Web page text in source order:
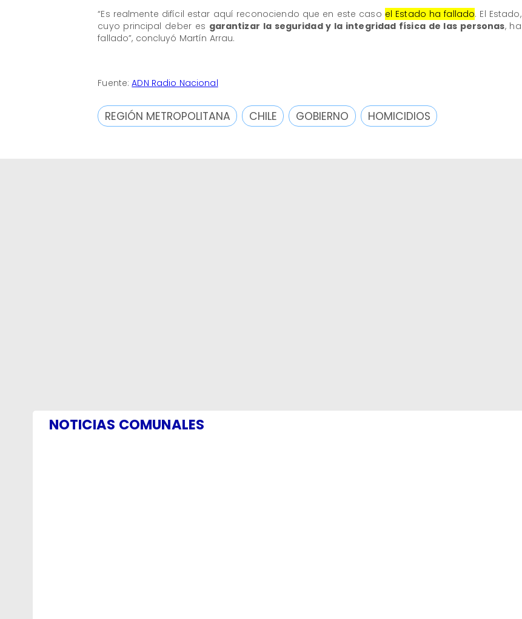
“Es realmente difícil estar aquí reconociendo que en este caso el Estado ha fallado. El Estado,
cuyo principal deber es garantizar la seguridad y la integridad física de las personas, ha
fallado”, concluyó Martín Arrau.
Fuente:ADN Radio Nacional
REGIÓN METROPOLITANA CHILE GOBIERNO HOMICIDIOS
NOTICIAS COMUNALES